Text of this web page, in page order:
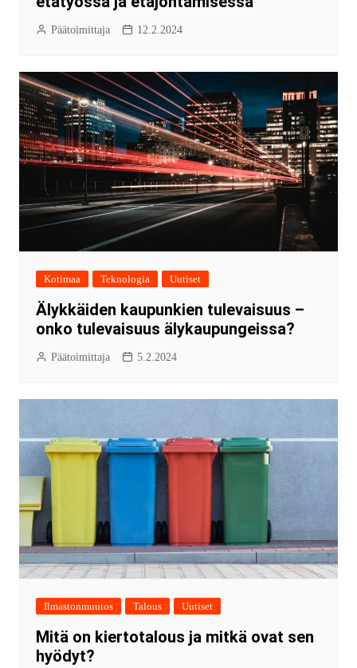
Päätoimittaja 12.2.2024
Kotimaa Teknologia Uutiset
Älykkäiden kaupunkien tulevaisuus –
onko tulevaisuus älykaupungeissa?
Päätoimittaja 5.2.2024
Ilmastonmuutos Talous Uutiset
Mitä on kiertotalous ja mitkä ovat sen
hyödyt?